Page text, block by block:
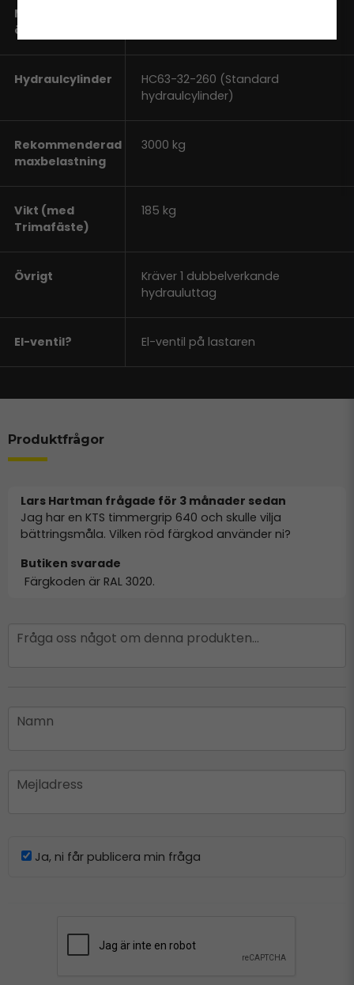
Maximal
öppning
Hydraulcylinder
HC63-32-260 (Standard
hydraulcylinder)
Rekommenderad
maxbelastning
3000 kg
Vikt (med
Trimafäste)
185 kg
Övrigt
Kräver 1 dubbelverkande
hydrauluttag
El-ventil? El-ventil på lastaren
Produktfrågor
Lars Hartman frågade för 3 månader sedan
Jag har en KTS timmergrip 640 och skulle vilja
bättringsmåla. Vilken röd färgkod använder ni?
Butiken svarade
Färgkoden är RAL 3020.
question
Fråga oss något om denna produkten...
name
Namn
email
Mejladress
Ja, ni får publicera min fråga